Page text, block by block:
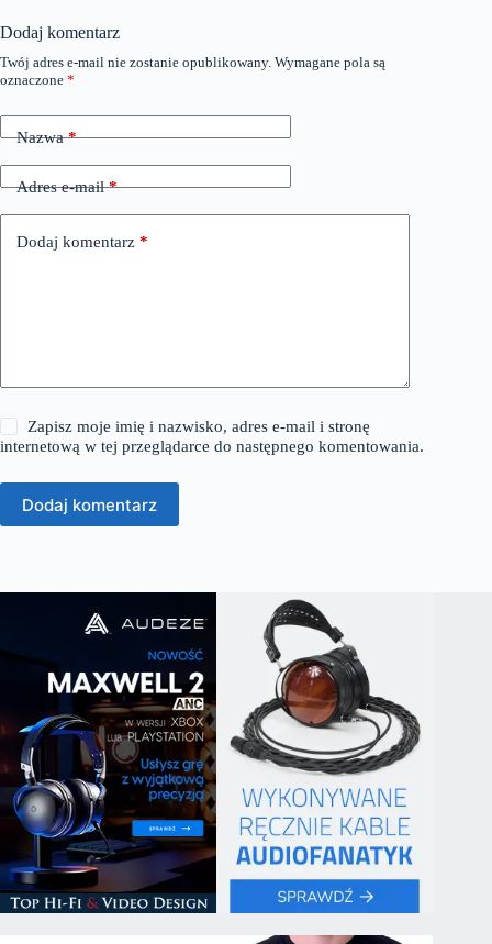
Dodaj komentarz
Twój adres e-mail nie zostanie opublikowany. Wymagane pola są
oznaczone *
Nazwa*
Adres e-mail*
Dodaj komentarz *
Zapisz moje imię i nazwisko, adres e-mail i stronę
internetową w tej przeglądarce do następnego komentowania.
Dodaj komentarz